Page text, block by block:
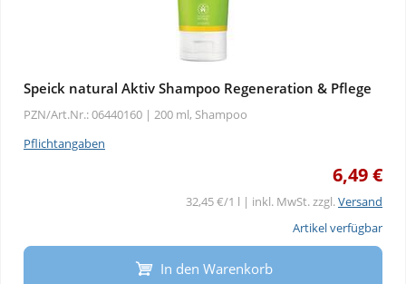
Speick natural Aktiv Shampoo Regeneration & Pflege
PZN/Art.Nr.: 06440160 | 200 ml, Shampoo
Pflichtangaben
6,49 €
32,45 €/1 l | inkl. MwSt. zzgl.Versand
Artikel verfügbar
In den Warenkorb